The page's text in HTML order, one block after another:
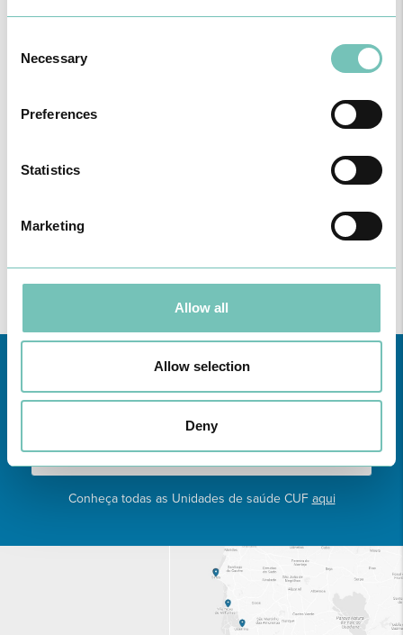
Selection
Necessary
Preferences
Statistics
Marketing
Allow all
Allow selection
Deny
PODCAST EM ONCOLOGIA
Com um formato dinâmico e direto, este episódio combinam
Conheça todas as Unidades de saúde CUF aqui